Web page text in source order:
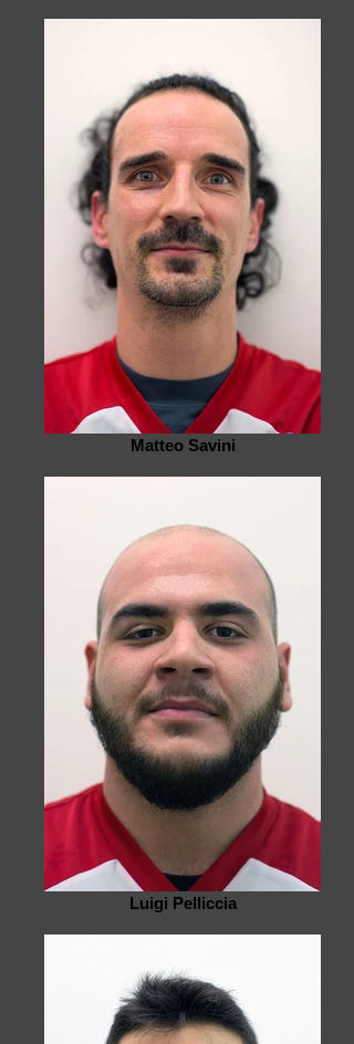
Matteo Savini
Luigi Pelliccia